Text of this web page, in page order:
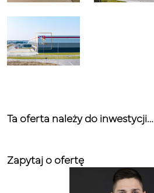
Ta oferta należy do inwestycji…
Zapytaj o ofertę